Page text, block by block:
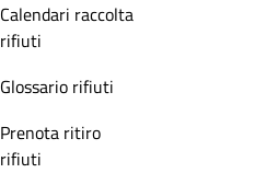
Calendari raccolta
rifiuti
Glossario rifiuti
Prenota ritiro
rifiuti